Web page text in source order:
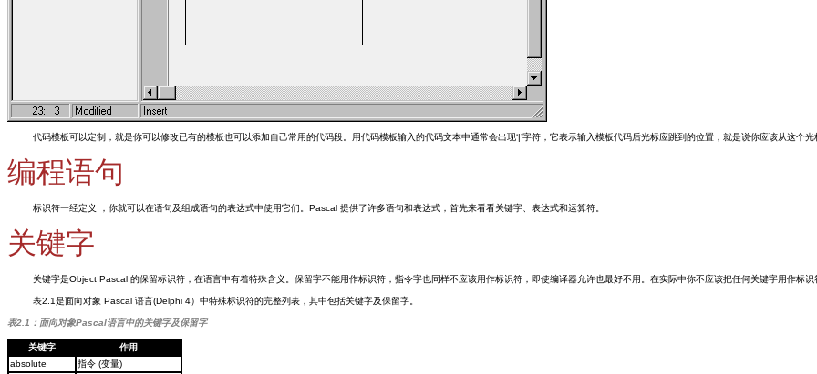
代码模板可以定制，就是你可以修改已有的模板也可以添加自己常用的代码段。用代码模板输入的代码文本中通常会出现‘|’字符，它表示输入模板代码后光标应跳到的位置，就是说你应该从这个光
编程语句
标识符一经定义 ，你就可以在语句及组成语句的表达式中使用它们。Pascal 提供了许多语句和表达式，首先来看看关键字、表达式和运算符。
关键字
关键字是Object Pascal 的保留标识符，在语言中有着特殊含义。保留字不能用作标识符，指令字也同样不应该用作标识符，即使编译器允许也最好不用。在实际中你不应该把任何关键字用作标识
表2.1是面向对象 Pascal 语言(Delphi 4）中特殊标识符的完整列表，其中包括关键字及保留字。
表2.1：面向对象Pascal语言中的关键字及保留字
关键字
作用
absolute
指令 (变量)